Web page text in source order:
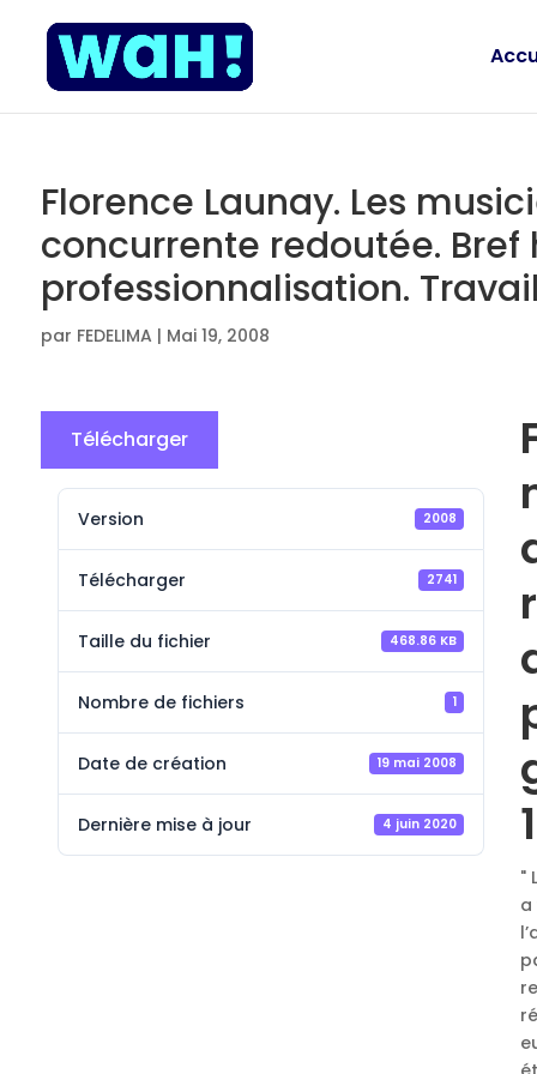
Florence Launay. Les
concurrente redoutée. Bref
professionnalisation.
par FEDELIMA | Mai 19, 2008
Télécharger
Version 2008
Télécharger 2741
Taille du fichier 468.86 KB
Nombre de fichiers 1
Date de création 19 mai 2008
Dernière mise à jour 4 juin 2020
"
a